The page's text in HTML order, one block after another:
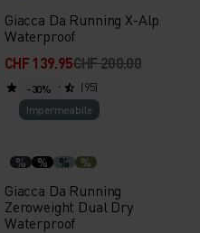
Giacca Da Running X-Alp
Waterproof
CHF 139.95CHF 200.00
(95)
-30%
Impermeabile
% % % %
Giacca Da Running
Zeroweight Dual Dry
Waterproof